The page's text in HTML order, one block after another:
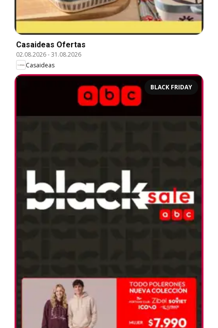
Casaideas Ofertas
02.08.2026-31.08.2026
Casaideas
BLACK FRIDAY